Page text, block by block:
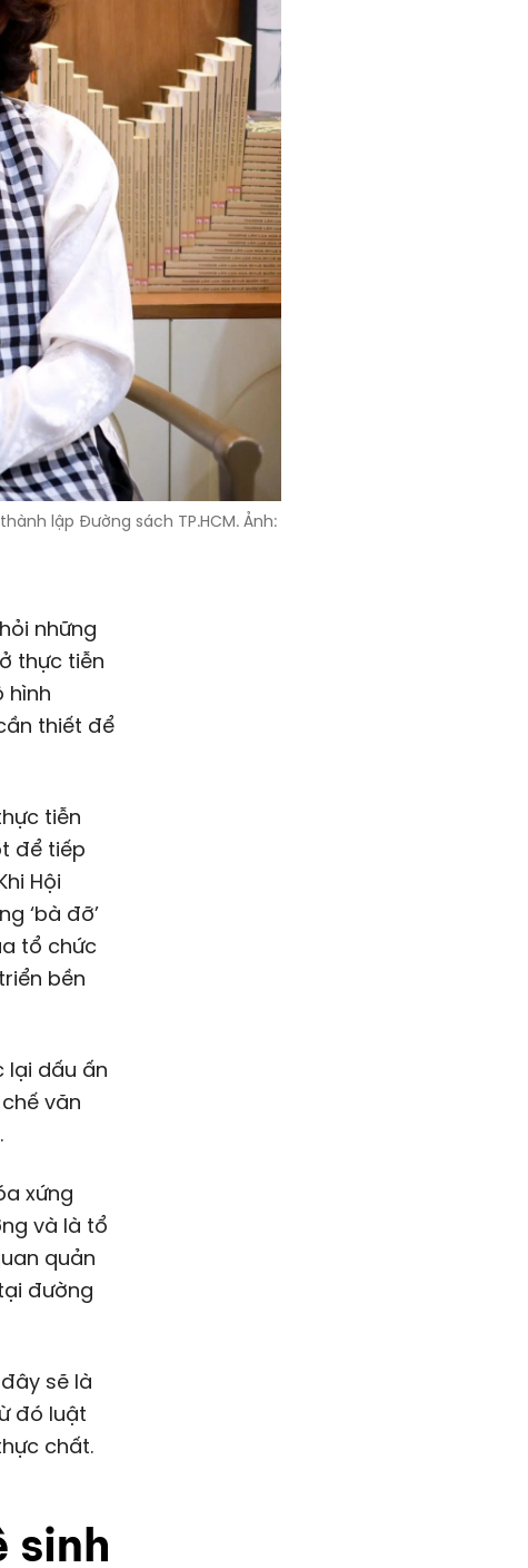
lập Đường sách TP.HCM. Ảnh:
những
thực tiễn
hình
thiết để
tiễn
để tiếp
Hội
‘bà đỡ’
tổ chức
bền
lại dấu ấn
văn
xứng
và là tổ
quản
đường
sẽ là
đó luật
chất.
sinh